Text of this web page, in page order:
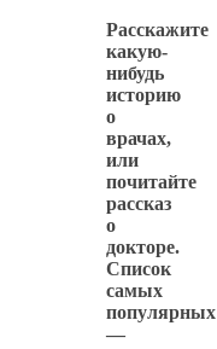
Расскажите
какую-
нибудь
историю
о
врачах,
или
почитайте
рассказ
о
докторе.
Список
самых
популярных
—